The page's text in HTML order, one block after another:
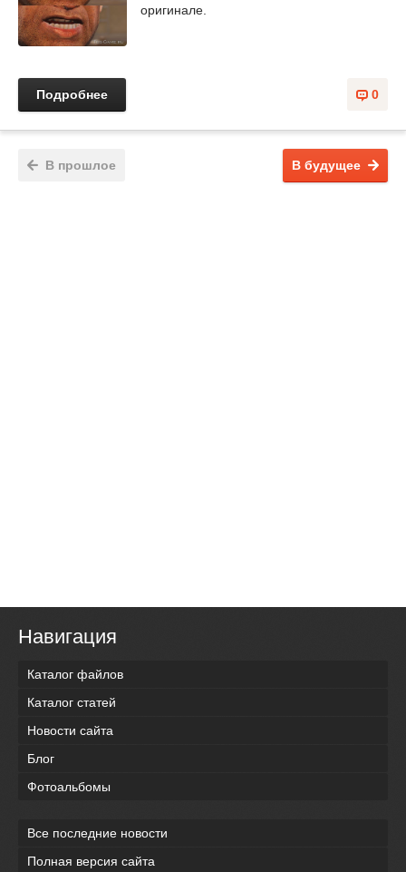
оригинале.
0
Подробнее
В будущее
В прошлое
Навигация
Каталог файлов
Каталог статей
Новости сайта
Блог
Фотоальбомы
Все последние новости
Полная версия сайта